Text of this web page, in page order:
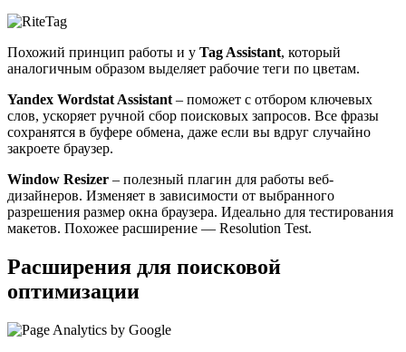
Похожий принцип работы и у Tag Assistant, который
аналогичным образом выделяет рабочие теги по цветам.
Yandex Wordstat Assistant– поможет с отбором ключевых
слов, ускоряет ручной сбор поисковых запросов. Все фразы
сохранятся в буфере обмена, даже если вы вдруг случайно
закроете браузер.
Window Resizer – полезный плагин для работы веб-
дизайнеров. Изменяет в зависимости от выбранного
разрешения размер окна браузера. Идеально для тестирования
макетов. Похожее расширение — Resolution Test.
Расширения для поисковой
оптимизации